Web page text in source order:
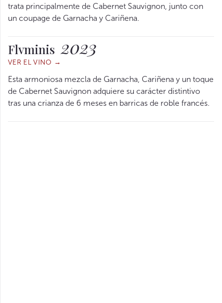
trata principalmente de Cabernet Sauvignon, junto con
un coupage de Garnacha y Cariñena.
Flvminis 2023
VER EL VINO →
Esta armoniosa mezcla de Garnacha, Cariñena y un toque
de Cabernet Sauvignon adquiere su carácter distintivo
tras una crianza de 6 meses en barricas de roble francés.